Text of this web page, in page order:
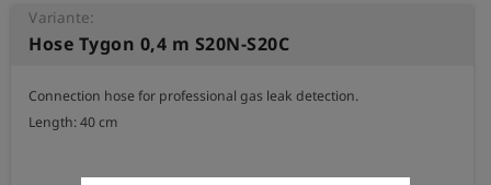
Variante:
Hose Tygon 0,4 m S20N-S20C
Connection hose for professional gas leak detection.
Length: 40 cm